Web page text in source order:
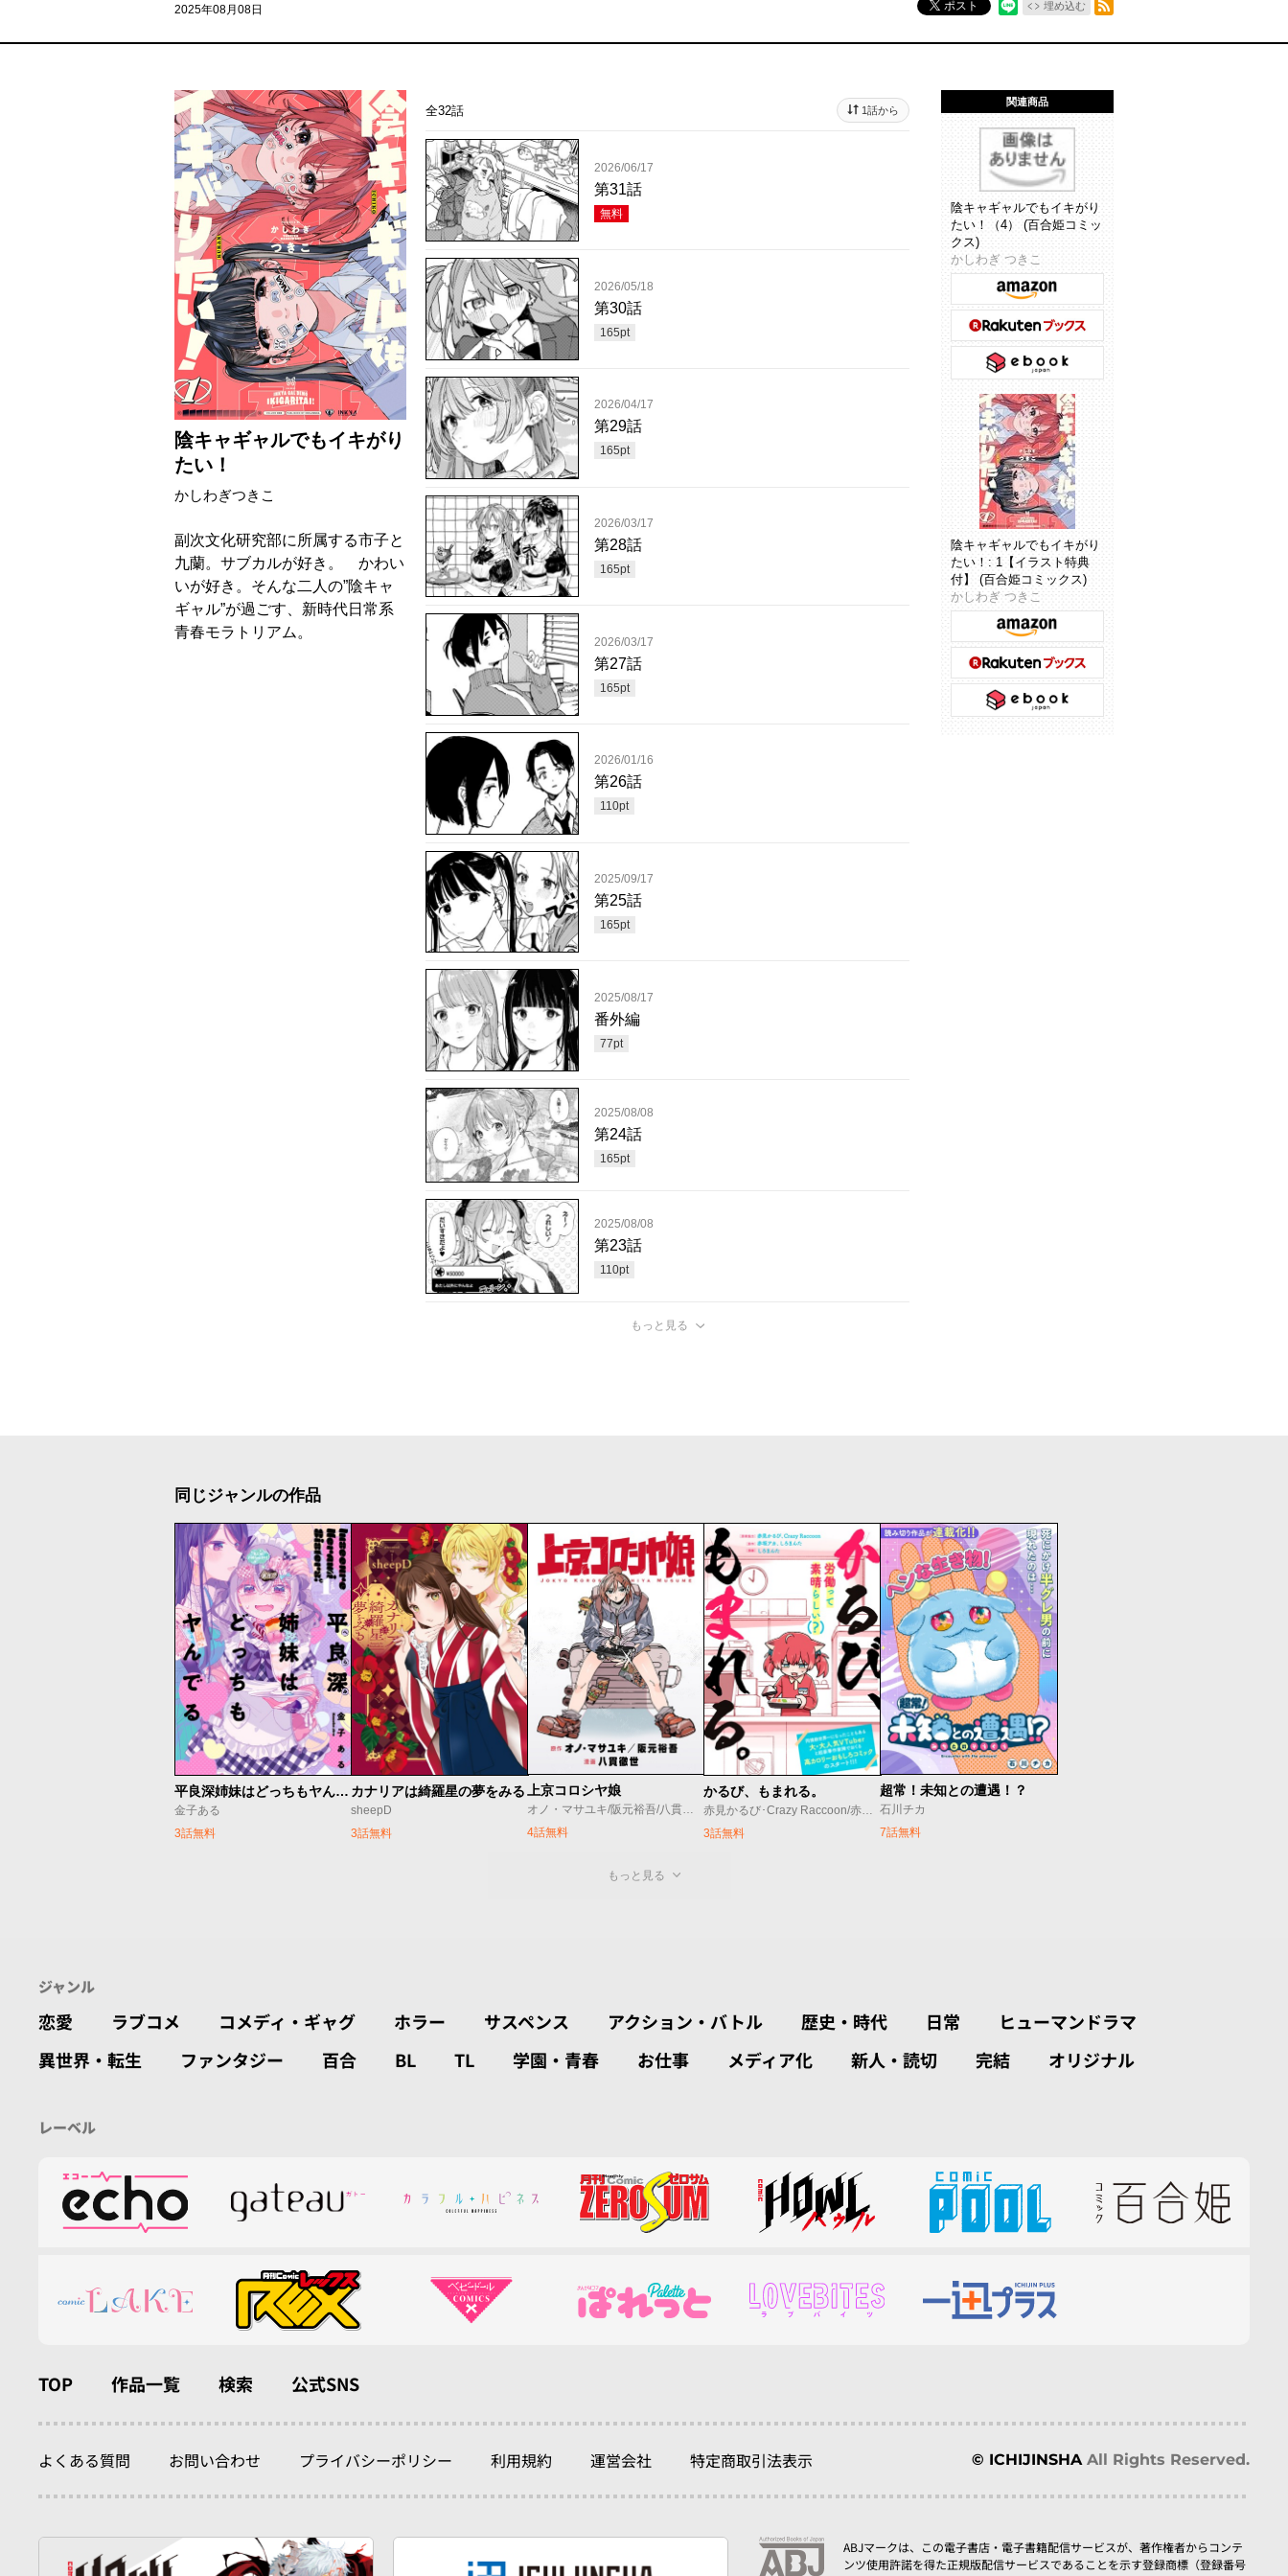
2025年08月08日 ポスト 埋め込む
陰キャギャルでもイキがり
たい！
かしわぎつきこ
副次文化研究部に所属する市子と
九蘭。サブカルが好き。 かわい
いが好き。そんな二人の”陰キャ
ギャル”が過ごす、新時代日常系
青春モラトリアム。
全32話 1話から
2026/06/17
第31話
無料
2026/05/18
第30話
165pt
2026/04/17
第29話
165pt
2026/03/17
第28話
165pt
2026/03/17
第27話
165pt
2026/01/16
第26話
110pt
2025/09/17
第25話
165pt
2025/08/17
番外編
77pt
2025/08/08
第24話
165pt
2025/08/08
第23話
110pt
もっと見る
関連商品
陰キャギャルでもイキがり
たい！（4） (百合姫コミッ
クス)
かしわぎ つきこ
陰キャギャルでもイキがり
たい！: 1【イラスト特典
付】 (百合姫コミックス)
かしわぎ つきこ
同じジャンルの作品
平良深姉妹はどっちもヤんでる
金子ある
3話無料
カナリアは綺羅星の夢をみる
sheepD
3話無料
上京コロシヤ娘
4話無料
かるび、もまれる。
赤見かるび･Crazy Raccoon/赤坂アカ･しろまんた/しろまんた
3話無料
超常！未知との遭遇！？
石川チカ
7話無料
もっと見る
ジャンル
恋愛 ラブコメ コメディ・ギャグ ホラー サスペンス アクション・バトル 歴史・時代 日常
ヒューマンドラマ
異世界・転生
ファンタジー 百合 BL TL 学園・青春 お仕事 メディア化 新人・読切 完結 オリジナル
レーベル
TOP 作品一覧 検索 公式SNS
よくある質問 お問い合わせ プライバシーポリシー 利用規約 運営会社 特定商取引法表示 © ICHIJINSHA All Rights Reserved.
ABJマークは、この電子書店・電子書籍配信サービスが、著作権者からコンテ
ンツ使用許諾を得た正規版配信サービスであることを示す登録商標（登録番号